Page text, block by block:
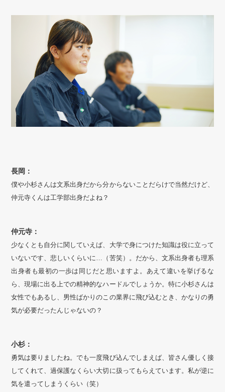
長岡：
僕や小杉さんは文系出身だから分からないことだらけで当然だけど、
仲元寺くんは工学部出身だよね？
仲元寺：
少なくとも自分に関していえば、大学で身につけた知識は役に立って
いないです、悲しいくらいに…（苦笑）。だから、文系出身者も理系
出身者も最初の一歩は同じだと思いますよ。あえて違いを挙げるな
ら、現場に出る上での精神的なハードルでしょうか。特に小杉さんは
女性でもあるし、男性ばかりのこの業界に飛び込むとき、かなりの勇
気が必要だったんじゃないの？
小杉：
勇気は要りましたね。でも一度飛び込んでしまえば、皆さん優しく接
してくれて、過保護なくらい大切に扱ってもらえています。私が逆に
気を遣ってしまうくらい（笑）